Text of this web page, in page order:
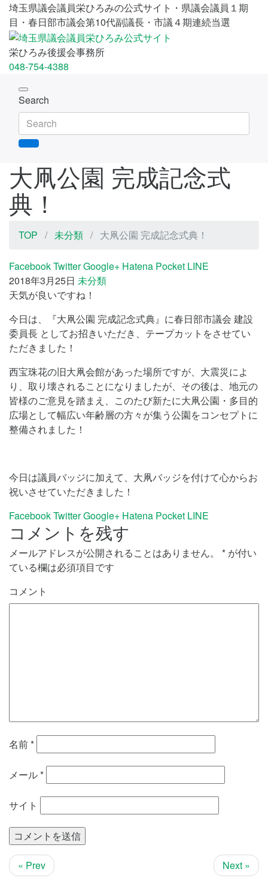
埼玉県議会議員栄ひろみの公式サイト・県議会議員１期
目・春日部市議会第10代副議長・市議４期連続当選
栄ひろみ後援会事務所
048-754-4388
Toggle
navigation
Search
大凧公園 完成記念式
典！
TOP 未分類 大凧公園 完成記念式典！
FacebookTwitterGoogle+ Hatena Pocket LINE
2018年3月25日 未分類
天気が良いですね！
今日は、『大凧公園 完成記念式典』に春日部市議会 建設
委員長 としてお招きいただき、テープカットをさせてい
ただきました！
西宝珠花の旧大凧会館があった場所ですが、大震災によ
り、取り壊されることになりましたが、その後は、地元の
皆様のご意見を踏まえ、このたび新たに大凧公園・多目的
広場として幅広い年齢層の方々が集う公園をコンセプトに
整備されました！
今日は議員バッジに加えて、大凧バッジを付けて心からお
祝いさせていただきました！
FacebookTwitterGoogle+ Hatena Pocket LINE
コメントを残す
メールアドレスが公開されることはありません。 * が付い
ている欄は必須項目です
コメント
名前*
メール*
サイト
« Prev
Next »